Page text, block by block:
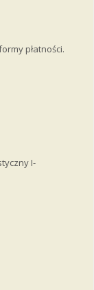
płatności.
I-